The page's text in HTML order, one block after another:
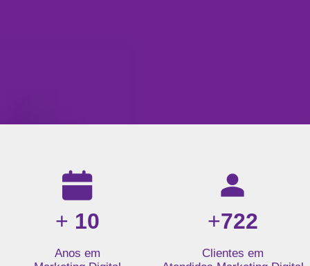
Resultados da nossa agência de marketing digital: mais
+ 10
Anos em
+722
Clientes em